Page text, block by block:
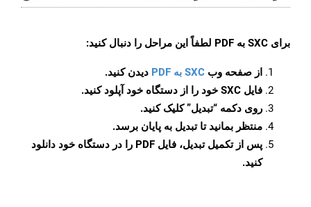
برای SXC به PDF لطفاً این مراحل را دنبال کنید:
از صفحه وب SXC به PDF
دیدن کنید.
فایل SXC خود را از دستگاه خود آپلود کنید.
روی دکمه “تبدیل”کلیک کنید.
منتظر بمانید تا تبدیل به پایان برسد.
پس از تکمیل تبدیل، فایل PDF را در دستگاه خود دانلود
کنید.